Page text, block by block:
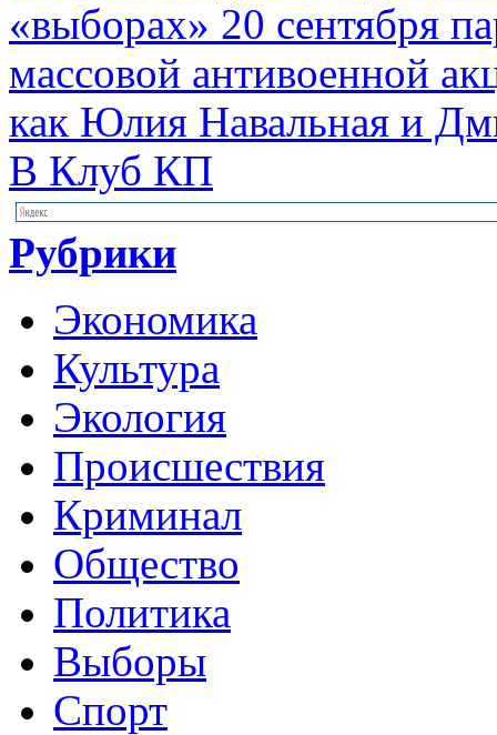
«выборах» 20 сентября
массовой антивоенной
как Юлия Навальная и
В Клуб КП
Рубрики
Экономика
Культура
Экология
Происшествия
Криминал
Общество
Политика
Выборы
Спорт